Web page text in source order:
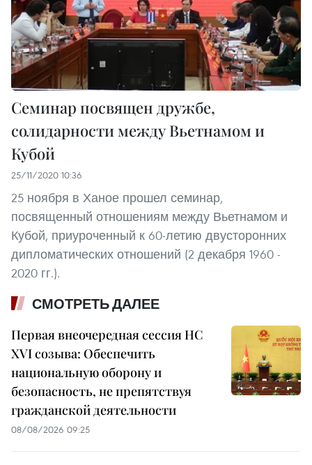
Семинар посвящен дружбе,
солидарности между Вьетнамом и
Кубой
25/11/2020 10:36
25 ноября в Ханое прошел семинар,
посвященный отношениям между Вьетнамом и
Кубой, приуроченный к 60-летию двусторонних
дипломатических отношений (2 декабря 1960 -
2020 гг.).
СМОТРЕТЬ ДАЛЕЕ
Первая внеочередная сессия НС
XVI созыва: Обеспечить
национальную оборону и
безопасность, не препятствуя
гражданской деятельности
08/08/2026 09:25